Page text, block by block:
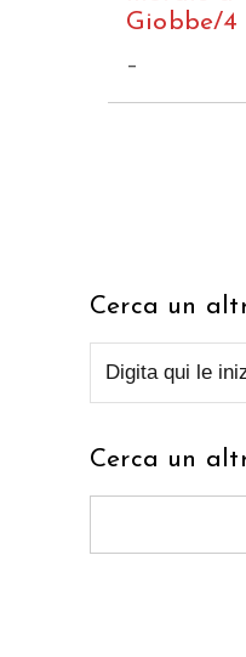
Giobbe/4
–
Cerca un
Cerca un